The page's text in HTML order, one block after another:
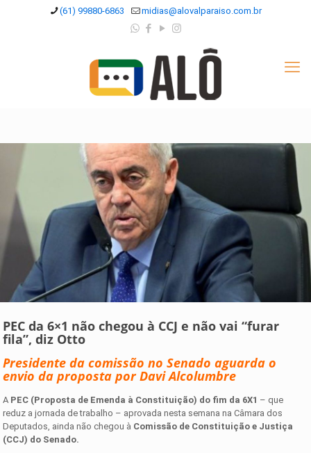
(61) 99880-6863 midias@alovalparaiso.com.br
PEC da 6×1 não chegou à CCJ e não vai “furar
fila”, diz Otto
Presidente da comissão no Senado aguarda o
envio da proposta por Davi Alcolumbre
A PEC (Proposta de Emenda à Constituição) do fim da 6X1 – que
reduz a jornada de trabalho – aprovada nesta semana na Câmara dos
Deputados, ainda não chegou à Comissão de Constituição e Justiça
(CCJ) do Senado.